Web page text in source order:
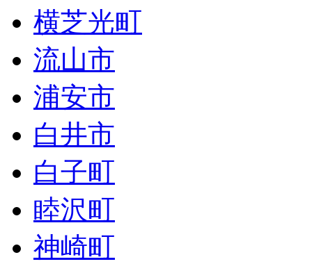
横芝光町
流山市
浦安市
白井市
白子町
睦沢町
神崎町